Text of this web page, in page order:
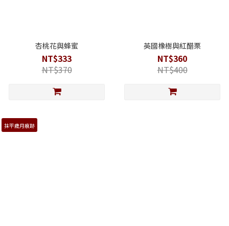
杏桃花與蜂蜜
NT$333
NT$370
英國橡樹與紅醋栗
NT$360
NT$400
抹平歲月痕跡